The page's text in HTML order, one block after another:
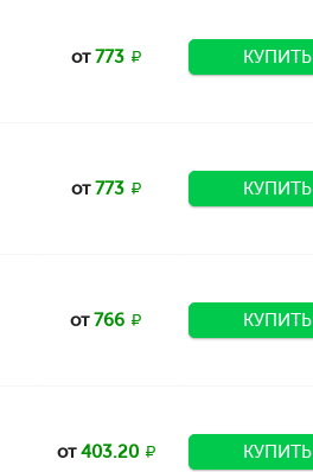
от773 КУПИТЬ
от773 КУПИТЬ
от766 КУПИТЬ
от403.20 КУПИТЬ